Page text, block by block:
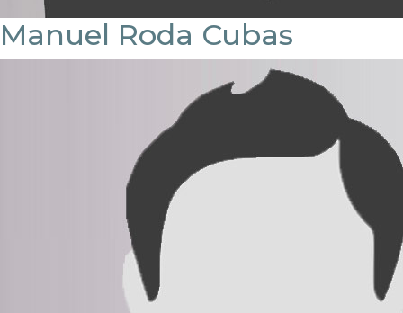
Manuel Roda Cubas